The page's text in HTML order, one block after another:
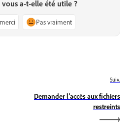
vous a-t-elle été utile ?
Pas vraiment
Suiv.
Demander l’accès aux fichiers
restreints